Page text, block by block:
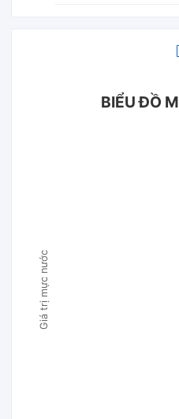
Giá trị mực nước
BIỂU ĐỒ